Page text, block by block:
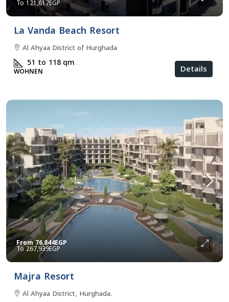
121,617EGP
La Vanda Beach Resort
Al Ahyaa District of Hurghada
51 to 118qm
WOHNEN Details
From76,844EGP
267,939EGP
Majra Resort
Al Ahyaa District, Hurghada.